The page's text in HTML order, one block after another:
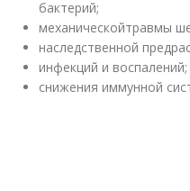
бактерий;
механическойтравмы
наследственной
инфекций и воспалений;
снижения иммунной